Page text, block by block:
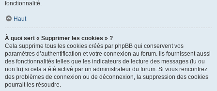
fonctionnalité.
Haut
À quoi sert « Supprimer les cookies » ?
Cela supprime tous les cookies créés par phpBB qui conservent vos
paramètres d’authentification et votre connexion au forum. Ils fournissent aussi
des fonctionnalités telles que les indicateurs de lecture des messages (lu ou
non lu) si cela a été activé par un administrateur du forum. Si vous rencontrez
des problèmes de connexion ou de déconnexion, la suppression des cookies
pourrait les résoudre.